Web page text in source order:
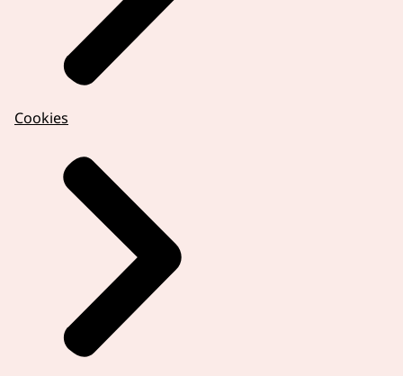
Cookies